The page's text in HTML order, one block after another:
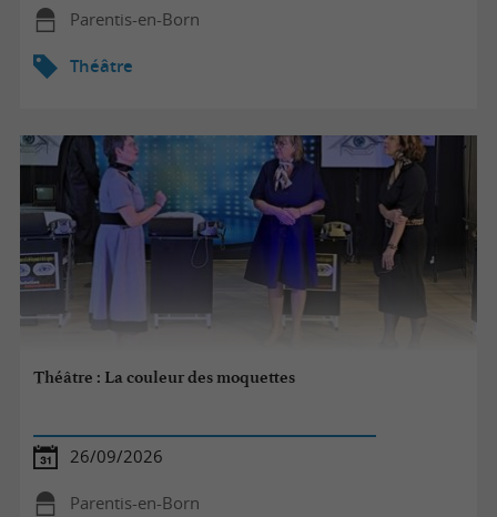
Parentis-en-Born
Théâtre
Théâtre : La couleur des moquettes
26/09/2026
Parentis-en-Born